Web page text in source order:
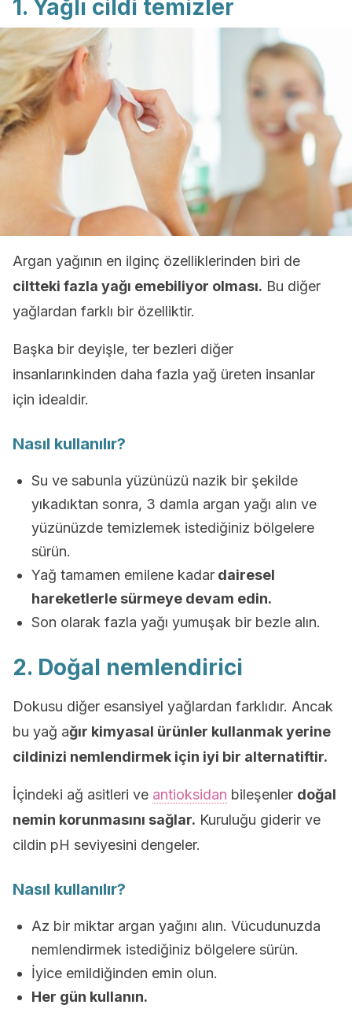
1. Yağlı cildi temizler
Argan yağının en ilginç özelliklerinden biri de
ciltteki fazla yağı emebiliyor olması. Bu diğer
yağlardan farklı bir özelliktir.
Başka bir deyişle, ter bezleri diğer
insanlarınkinden daha fazla yağ üreten insanlar
için idealdir.
Nasıl kullanılır?
Su ve sabunla yüzünüzü nazik bir şekilde
yıkadıktan sonra, 3 damla argan yağı alın ve
yüzünüzde temizlemek istediğiniz bölgelere
sürün.
Yağ tamamen emilene kadar dairesel
hareketlerle sürmeye devam edin.
Son olarak fazla yağı yumuşak bir bezle alın.
2. Doğal nemlendirici
Dokusu diğer esansiyel yağlardan farklıdır. Ancak
bu yağ ağır kimyasal ürünler kullanmak yerine
cildinizi nemlendirmek için iyi bir alternatiftir.
İçindeki ağ asitleri ve antioksidan bileşenler doğal
nemin korunmasını sağlar. Kuruluğu giderir ve
cildin pH seviyesini dengeler.
Nasıl kullanılır?
Az bir miktar argan yağını alın. Vücudunuzda
nemlendirmek istediğiniz bölgelere sürün.
İyice emildiğinden emin olun.
Her gün kullanın.